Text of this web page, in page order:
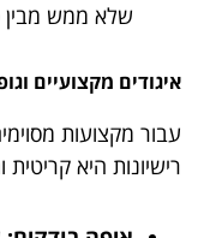
שלא ממש מבין
איגודים מקצועיים
עבור מקצועות
רישיונות היא